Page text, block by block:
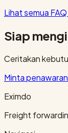
Lihat semua FAQ
Siap
Ceritakan
Minta penawaran
Eximdo
Freight